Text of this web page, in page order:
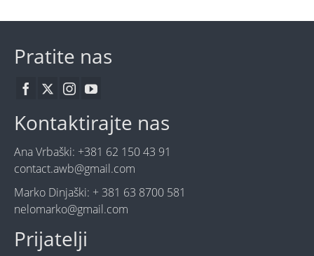
Pratite nas
Kontaktirajte nas
Ana Vrbaški: +381 62 150 43 91
contact.awb@gmail.com
Marko Dinjaški: + 381 63 8700 581
nelomarko@gmail.com
Prijatelji